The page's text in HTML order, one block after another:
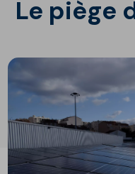
Le piège